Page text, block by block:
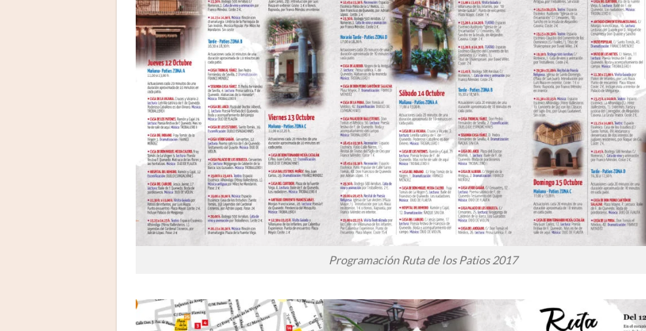
Programación Ruta de los Patios 2017